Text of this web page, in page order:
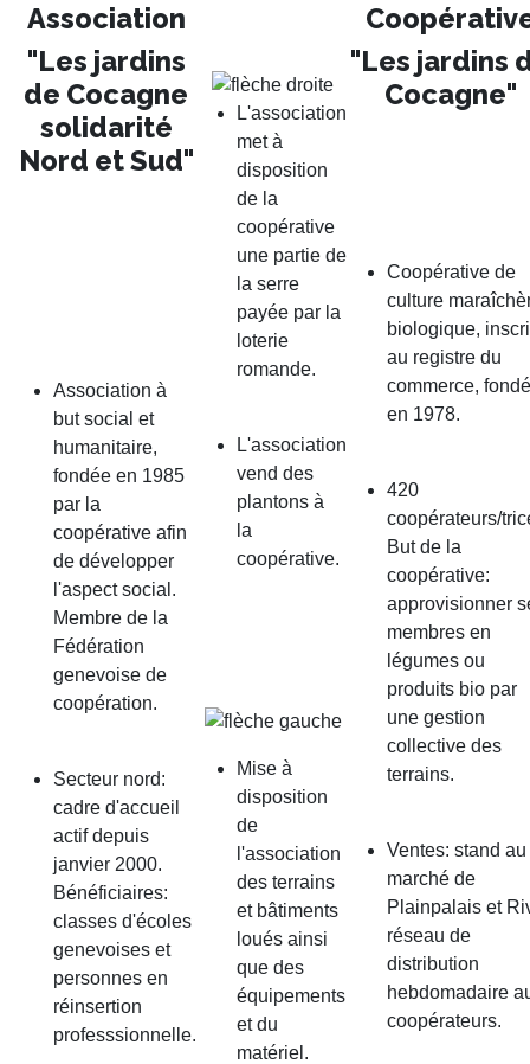
Association
"Les jardins
de Cocagne
solidarité
Nord et Sud"
Association à
but social et
humanitaire,
fondée en 1985
par la
coopérative afin
de développer
l'aspect social.
Membre de la
Fédération
genevoise de
coopération.
Secteur nord:
cadre d'accueil
actif depuis
janvier 2000.
Bénéficiaires:
classes d'écoles
genevoises et
personnes en
réinsertion
professsionnelle.
L'association
met à
disposition
de la
coopérative
une partie de
la serre
payée par la
loterie
romande.
L'association
vend des
plantons à
la
coopérative.
Mise à
disposition
de
l'association
des terrains
et bâtiments
loués ainsi
que des
équipements
et du
matériel.
"Les jardins
Cocagne"
Coopérative de
culture
biologique,
au registre du
commerce,
en 1978.
420
coopérateurs/
But de la
coopérative:
approvisionner
membres en
légumes ou
produits bio par
une gestion
collective des
terrains.
Ventes: stand au
marché de
Plainpalais et
réseau de
distribution
hebdomadaire
coopérateurs.